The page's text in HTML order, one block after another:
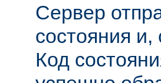
Сервер
состояния
Код